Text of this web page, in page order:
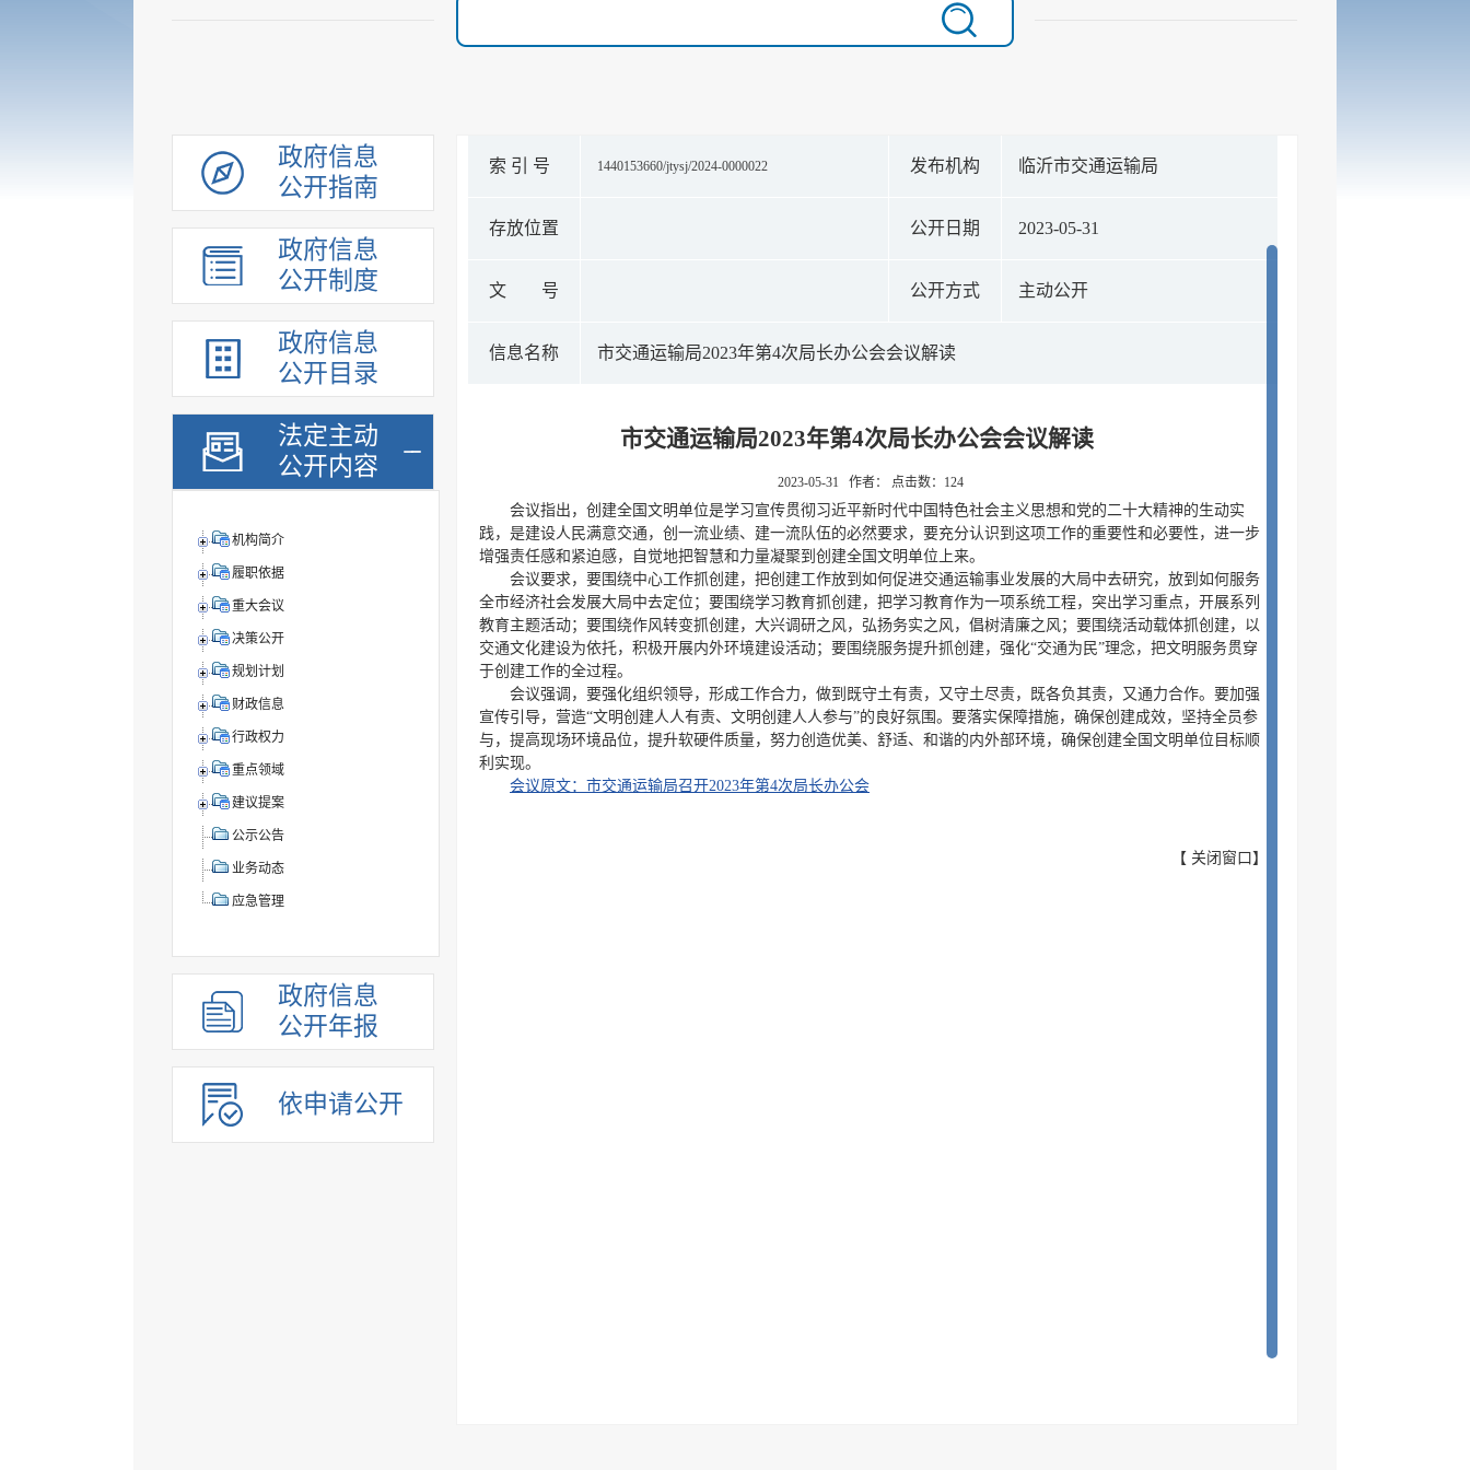
政府信息
公开指南
政府信息
公开制度
政府信息
公开目录
法定主动
公开内容
机构简介
履职依据
重大会议
决策公开
规划计划
财政信息
行政权力
重点领域
建议提案
公示公告
业务动态
应急管理
政府信息
公开年报
依申请公开
索 引 号 1440153660/jtysj/2024-0000022 发布机构 临沂市交通运输局
存放位置 公开日期 2023-05-31
文 号 公开方式 主动公开
信息名称 市交通运输局2023年第4次局长办公会会议解读
市交通运输局2023年第4次局长办公会会议解读
2023-05-31 作者： 点击数： 124
会议指出，创建全国文明单位是学习宣传贯彻习近平新时代中国特色社会主义思想和党的二十大精神的生动实
践，是建设人民满意交通，创一流业绩、建一流队伍的必然要求，要充分认识到这项工作的重要性和必要性，进一步
增强责任感和紧迫感，自觉地把智慧和力量凝聚到创建全国文明单位上来。
会议要求，要围绕中心工作抓创建，把创建工作放到如何促进交通运输事业发展的大局中去研究，放到如何服务
全市经济社会发展大局中去定位；要围绕学习教育抓创建，把学习教育作为一项系统工程，突出学习重点，开展系列
教育主题活动；要围绕作风转变抓创建，大兴调研之风，弘扬务实之风，倡树清廉之风；要围绕活动载体抓创建，以
交通文化建设为依托，积极开展内外环境建设活动；要围绕服务提升抓创建，强化“交通为民”理念，把文明服务贯穿
于创建工作的全过程。
会议强调，要强化组织领导，形成工作合力，做到既守土有责，又守土尽责，既各负其责，又通力合作。要加强
宣传引导，营造“文明创建人人有责、文明创建人人参与”的良好氛围。要落实保障措施，确保创建成效，坚持全员参
与，提高现场环境品位，提升软硬件质量，努力创造优美、舒适、和谐的内外部环境，确保创建全国文明单位目标顺
利实现。
会议原文：市交通运输局召开2023年第4次局长办公会
【 关闭窗口 】